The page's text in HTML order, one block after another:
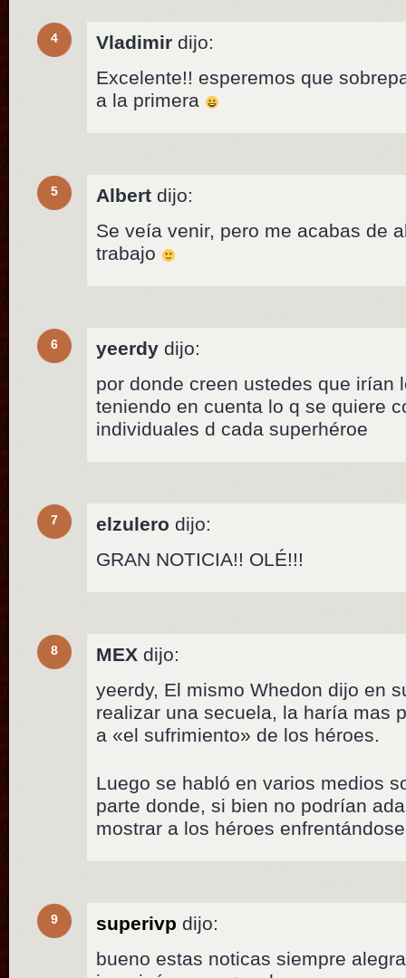
4 Vladimir dijo:
Excelente!! esperemos que
a la primera
5 Albert dijo:
Se veía venir, pero me acabas de
trabajo
6 yeerdy dijo:
por donde creen ustedes que irían
teniendo en cuenta lo q se quiere
individuales d cada superhéroe
7 elzulero dijo:
GRAN NOTICIA!! OLÉ!!!
8 MEX dijo:
yeerdy, El mismo Whedon dijo en
realizar una secuela, la haría mas
a «el sufrimiento» de los héroes.
Luego se habló en varios medios
parte donde, si bien no podrían
mostrar a los héroes
9 superivp dijo:
bueno estas noticas siempre